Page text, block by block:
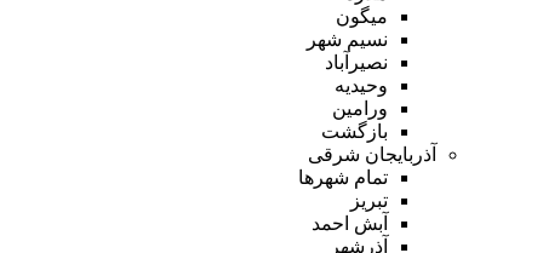
میگون
نسیم شهر
نصیرآباد
وحیدیه
ورامین
بازگشت
آذربایجان شرقی
تمام شهر‌ها
تبریز
آبش احمد
آذرشهر